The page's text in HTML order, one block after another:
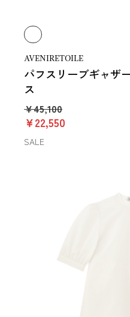
AVENIRETOILE
パフスリーブギャザ
ス
￥45,100
￥22,550
SALE